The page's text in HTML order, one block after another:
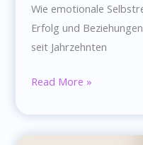
Wie emotionale
Erfolg und
seit Jahrzehnten
Warum
Reife
Read More »